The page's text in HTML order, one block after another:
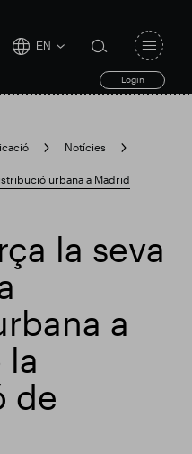
EN
Login
search
form
Clar
Resultats financers
toggle
Notícies
urbana a Madrid
la seva
a
la
de